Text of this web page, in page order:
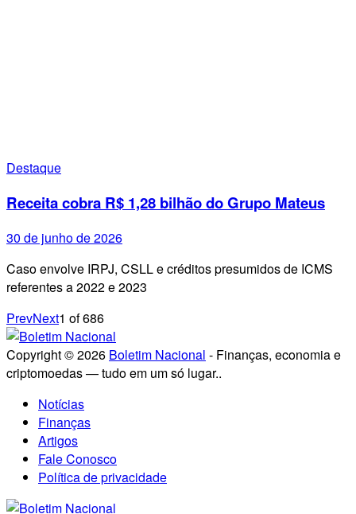
Destaque
Receita cobra R$ 1,28 bilhão do Grupo Mateus
30 de junho de 2026
Caso envolve IRPJ, CSLL e créditos presumidos de ICMS
referentes a 2022 e 2023
PrevNext1 of686
Copyright © 2026 Boletim Nacional - Finanças, economia e
criptomoedas — tudo em um só lugar..
Notícias
Finanças
Artigos
Fale Conosco
Política de privacidade